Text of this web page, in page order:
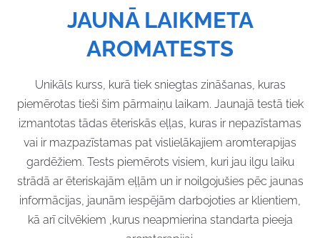
JAUNĀ LAIKMETA
AROMATESTS
Unikāls kurss, kurā tiek sniegtas zināšanas, kuras
piemērotas tieši šim pārmaiņu laikam. Jaunajā testā tiek
izmantotas tādas ēteriskās eļļas, kuras ir nepazīstamas
vai ir mazpazīstamas pat vislielākajiem aromterapijas
gardēžiem. Tests piemērots visiem, kuri jau ilgu laiku
strādā ar ēteriskajām eļļām un ir noilgojušies pēc jaunas
informācijas, jaunām iespējām darbojoties ar klientiem,
kā arī cilvēkiem ,kurus neapmierina standarta pieeja